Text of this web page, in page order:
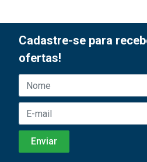
Cadastre-se para
ofertas!